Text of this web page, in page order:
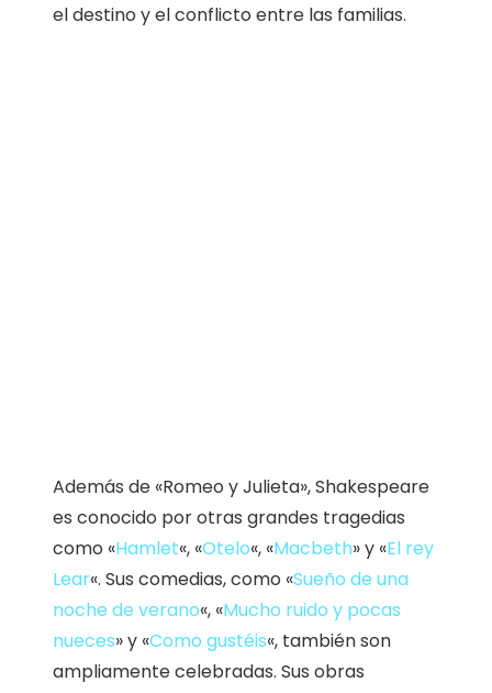
el destino y el conflicto entre las familias.
Además de «Romeo y Julieta», Shakespeare
es conocido por otras grandes tragedias
como «Hamlet«, «Otelo«, «Macbeth» y «El rey
Lear«. Sus comedias, como «Sueño de una
noche de verano«, «Mucho ruido y pocas
nueces» y «Como gustéis«, también son
ampliamente celebradas. Sus obras